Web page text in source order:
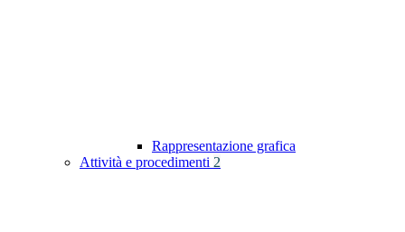
Rappresentazione grafica
Attività e procedimenti 2